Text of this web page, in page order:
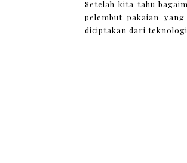
Setelah kita tahu
pelembut pakaian
diciptakan dari